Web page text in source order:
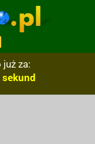
już za: